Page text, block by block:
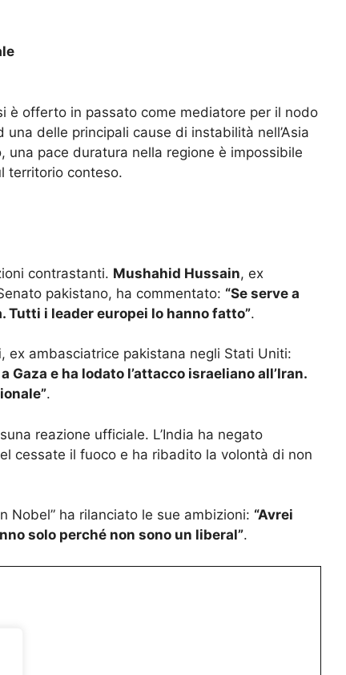
è offerto in passato come mediatore per il nodo
delle principali cause di instabilità nell’Asia
una pace duratura nella regione è impossibile
territorio conteso.
contrastanti. Mushahid Hussain, ex
pakistano, ha commentato: “Se serve a
Tutti i leader europei lo hanno fatto”.
, ex ambasciatrice pakistana negli Stati Uniti:
Gaza e ha lodato l’attacco israeliano all’Iran.
.
reazione ufficiale. L’India ha negato
cessate il fuoco e ha ribadito la volontà di non
Nobel” ha rilanciato le sue ambizioni: “Avrei
solo perché non sono un liberal”.